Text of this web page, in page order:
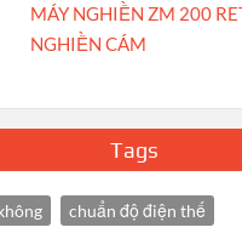
MÁY NGHIỀN ZM 200
NGHIỀN CÁM
Tags
chuẩn độ điện thế